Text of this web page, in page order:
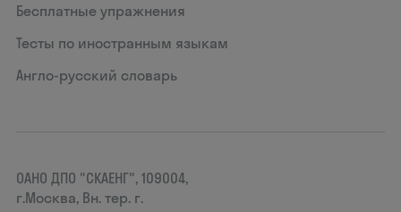
Бесплатные упражнения
Тесты по иностранным языкам
Англо-русский словарь
ОАНО ДПО "СКАЕНГ", 109004,
г.Москва, Вн. тер. г.